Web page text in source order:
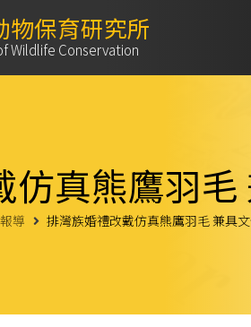
物保育研究所
Wildlife Conservation
仿真熊鷹羽
導 排灣族婚禮改戴仿真熊鷹羽毛 兼具